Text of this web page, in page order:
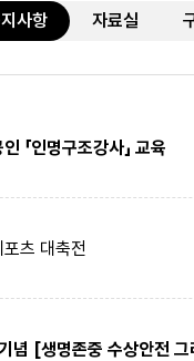
사항 자료실
「인명구조강사」 교육
츠 대축전
념 [생명존중 수상안전
관리감독자 응
한국GM 관리감독자 응급